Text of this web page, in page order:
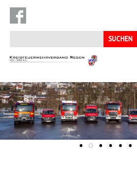
Suchen
nach:
KFV